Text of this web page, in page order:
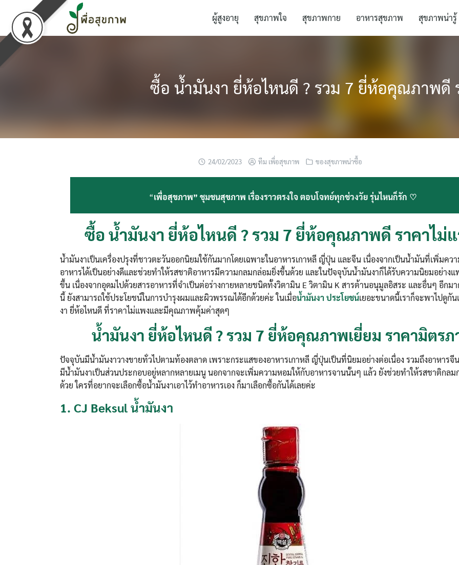
content
ผู้สูงอายุ สุขภาพใจ สุขภาพกาย อาหารสุขภาพ สุขภาพน่ารู้
ซื้อ น้ำมันงา ยี่ห้อไหนดี ? รวม 7 ยี่ห้อคุณภาพดี
24/02/2023 ทีม เพื่อสุขภาพ ของสุขภาพน่าซื้อ
“เพื่อสุขภาพ” ชุมชนสุขภาพ เรื่องราวตรงใจ ตอบโจทย์ทุกช่วงวัย รุ่นไหนก็รัก ♡
ซื้อ น้ำมันงา ยี่ห้อไหนดี ? รวม 7 ยี่ห้อคุณภาพดี ราคาไม่แ
น้ำมันงาเป็นเครื่องปรุงที่ชาวตะวันออกนิยมใช้กันมากโดยเฉพาะในอาหารเกาหลี ญี่ปุ่น และจีน เนื่องจากเป็นน้ำมันที่เพิ่มคว
อาหารได้เป็นอย่างดีและช่วยทำให้รสชาติอาหารมีความกลมกล่อมยิ่งขึ้นด้วย และในปัจจุบันน้ำมันงาก็ได้รับความนิยมอย่าง
ขึ้น เนื่องจากอุดมไปด้วยสารอาหารที่จำเป็นต่อร่างกายหลายชนิดทั้งวิตามิน E วิตามิน K สารต้านอนุมูลอิสระ และอื่นๆ อีกม
นี้ ยังสามารถใช้ประโยชน์ในการบำรุงผมและผิวพรรณได้อีกด้วยค่ะ ในเมื่อน้ำมันงา ประโยชน์เยอะขนาดนี้เราก็จะพาไปดูกั
งา ยี่ห้อไหนดี ที่ราคาไม่แพงและมีคุณภาพคุ้มค่าสุดๆ
น้ำมันงา ยี่ห้อไหนดี ? รวม 7 ยี่ห้อคุณภาพเยี่ยม ราคามิตร
ปัจจุบันมีน้ำมันงาวางขายทั่วไปตามท้องตลาด เพราะกระแสของอาหารเกาหลี ญี่ปุ่นเป็นที่นิยมอย่างต่อเนื่อง รวมถึงอาหารจี
มีน้ำมันงาเป็นส่วนประกอบอยู่หลากหลายเมนู นอกจากจะเพิ่มความหอมให้กับอาหารจานนั้นๆ แล้ว ยังช่วยทำให้รสชาติกล
ด้วย ใครที่อยากจะเลือกซื้อน้ำมันงาเอาไว้ทำอาหารเอง ก็มาเลือกซื้อกันได้เลยค่ะ
1. CJ Beksul น้ำมันงา